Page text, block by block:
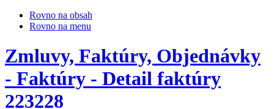
Rovno na obsah
Rovno na menu
Zmluvy, Faktúry, Objednávky
- Faktúry - Detail faktúry
223228